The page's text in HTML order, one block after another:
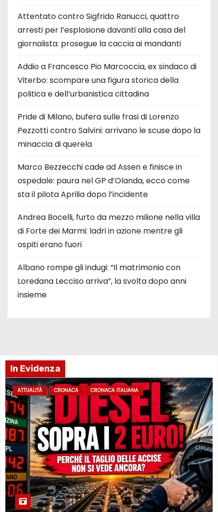
Attentato contro Sigfrido Ranucci, quattro
arresti per l’esplosione davanti alla casa del
giornalista: prosegue la caccia ai mandanti
Addio a Francesco Pio Marcoccia, ex sindaco di
Viterbo: scompare una figura storica della
politica e dell’urbanistica cittadina
Pride di Milano, bufera sulle frasi di Lorenzo
Pezzotti contro Salvini: arrivano le scuse dopo la
minaccia di querela
Marco Bezzecchi cade ad Assen e finisce in
ospedale: paura nel GP d’Olanda, ecco come
sta il pilota Aprilia dopo l’incidente
Andrea Bocelli, furto da mezzo milione nella villa
di Forte dei Marmi: ladri in azione mentre gli
ospiti erano fuori
Albano rompe gli indugi: “Il matrimonio con
Loredana Lecciso arriva”, la svolta dopo anni
insieme
In Evidenza
ATTUALITÀ CRONACA CRONACA ITALIANA